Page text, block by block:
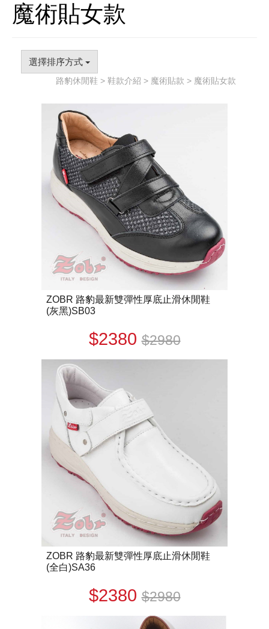
魔術貼女款
選擇排序方式
路豹休閒鞋 > 鞋款介紹 > 魔術貼款 > 魔術貼女款
ZOBR 路豹最新雙彈性厚底止滑休閒鞋
(灰黑)SB03
$2380$2980
ZOBR 路豹最新雙彈性厚底止滑休閒鞋
(全白)SA36
$2380$2980